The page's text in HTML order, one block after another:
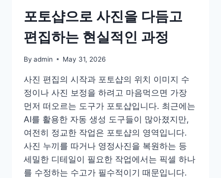
법
포토샵으로 사진을 다듬고
편집하는 현실적인 과정
By admin May 31, 2026
사진 편집의 시작과 포토샵의 위치 이미지 수
정이나 사진 보정을 하려고 마음먹으면 가장
먼저 떠오르는 도구가 포토샵입니다. 최근에는
AI를 활용한 자동 생성 도구들이 많아졌지만,
여전히 정교한 작업은 포토샵의 영역입니다.
사진 누끼를 따거나 영정사진을 복원하는 등
세밀한 디테일이 필요한 작업에서는 픽셀 하나
를 수정하는 수고가 필수적이기 때문입니다.